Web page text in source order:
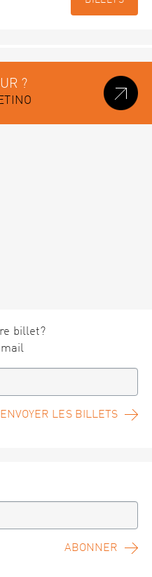
?
billet?
ENVOYER LES BILLETS
ABONNER